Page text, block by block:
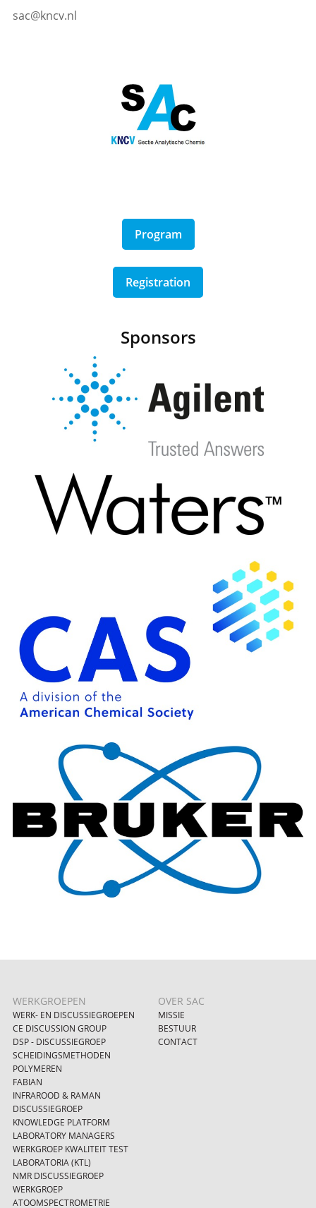
sac@kncv.nl
Program
Registration
Sponsors
WERKGROEPEN
WERK- EN DISCUSSIEGROEPEN
CE DISCUSSION GROUP
DSP - DISCUSSIEGROEP
SCHEIDINGSMETHODEN
POLYMEREN
FABIAN
INFRAROOD & RAMAN
DISCUSSIEGROEP
KNOWLEDGE PLATFORM
LABORATORY MANAGERS
WERKGROEP KWALITEIT TEST
LABORATORIA (KTL)
NMR DISCUSSIEGROEP
WERKGROEP
ATOOMSPECTROMETRIE
OVER SAC
MISSIE
BESTUUR
CONTACT